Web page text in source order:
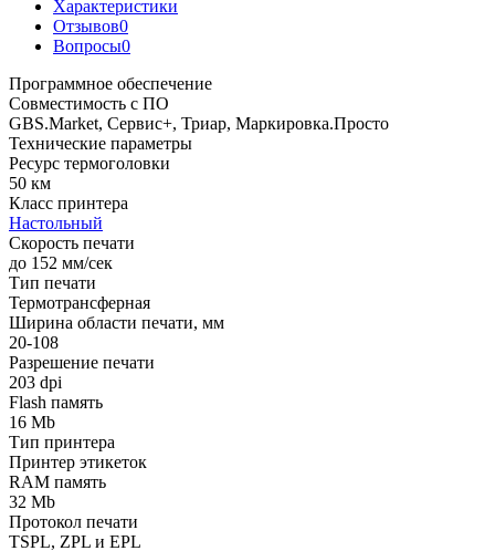
Характеристики
Отзывов0
Вопросы0
Программное обеспечение
Совместимость с ПО
GBS.Market, Сервис+, Триар, Маркировка.Просто
Технические параметры
Ресурс термоголовки
50 км
Класс принтера
Настольный
Скорость печати
до 152 мм/сек
Тип печати
Термотрансферная
Ширина области печати, мм
20-108
Разрешение печати
203 dpi
Flash память
16 Mb
Тип принтера
Принтер этикеток
RAM память
32 Mb
Протокол печати
TSPL, ZPL и EPL